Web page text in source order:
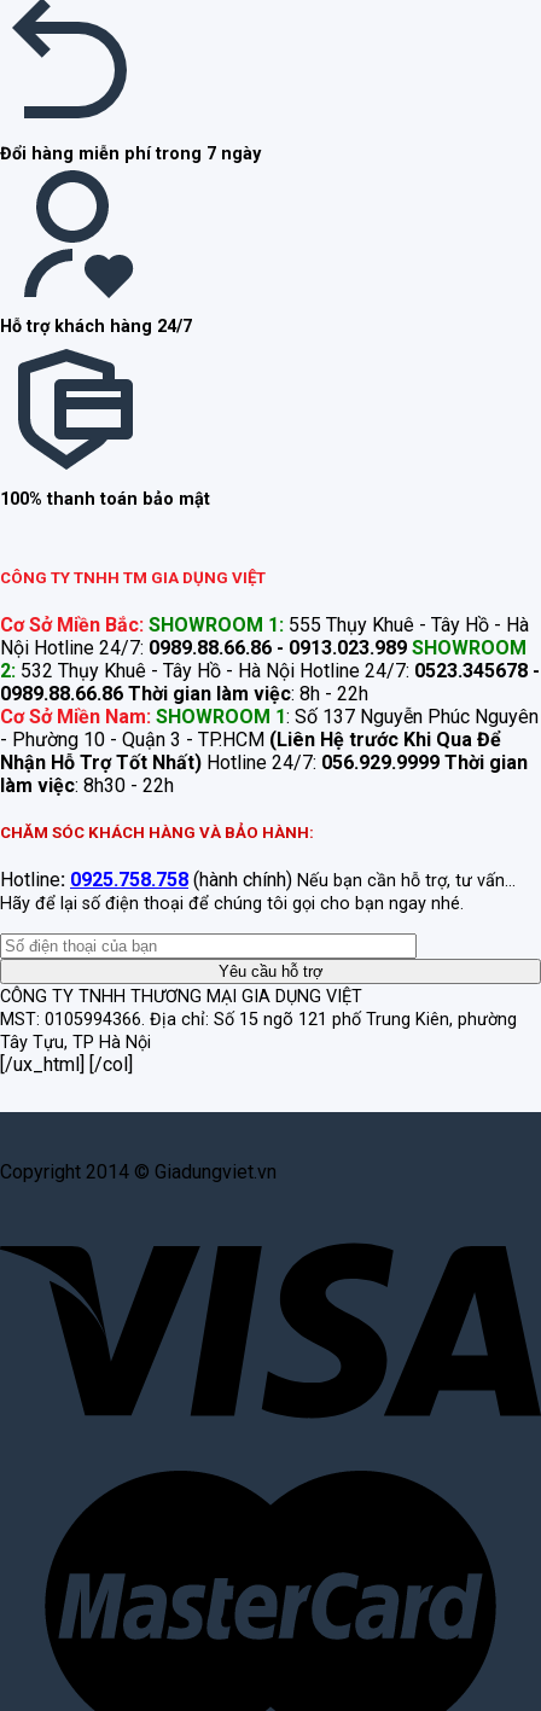
Đổi hàng miễn phí trong 7 ngày
Hỗ trợ khách hàng 24/7
100% thanh toán bảo mật
CÔNG TY TNHH TM GIA DỤNG VIỆT
Cơ Sở Miền Bắc: SHOWROOM 1: 555 Thụy Khuê - Tây Hồ - Hà
Nội Hotline 24/7: 0989.88.66.86 - 0913.023.989 SHOWROOM
2: 532 Thụy Khuê - Tây Hồ - Hà Nội Hotline 24/7: 0523.345678 -
0989.88.66.86 Thời gian làm việc: 8h - 22h
Cơ Sở Miền Nam: SHOWROOM 1: Số 137 Nguyễn Phúc Nguyên
- Phường 10 - Quận 3 - TP.HCM (Liên Hệ trước Khi Qua Để
Nhận Hỗ Trợ Tốt Nhất) Hotline 24/7: 056.929.9999 Thời gian
làm việc: 8h30 - 22h
CHĂM SÓC KHÁCH HÀNG VÀ BẢO HÀNH:
Hotline: 0925.758.758 (hành chính) Nếu bạn cần hỗ trợ, tư vấn...
Hãy để lại số điện thoại để chúng tôi gọi cho bạn ngay nhé.
CÔNG TY TNHH THƯƠNG MẠI GIA DỤNG VIỆT
MST: 0105994366. Địa chỉ: Số 15 ngõ 121 phố Trung Kiên, phường
Tây Tựu, TP Hà Nội
[/ux_html] [/col]
Copyright 2014 © Giadungviet.vn